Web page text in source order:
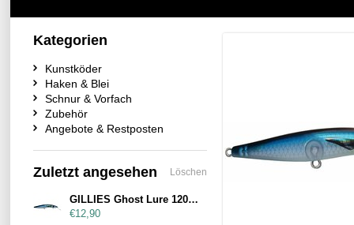
Kategorien
Kunstköder
Haken & Blei
Schnur & Vorfach
Zubehör
Angebote & Restposten
Zuletzt angesehen Löschen
GILLIES Ghost Lure 120mm Ghost Blue Laser
€12,90